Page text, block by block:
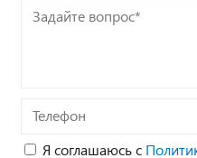
Задайте
вопрос*
Телефон
Я соглашаюсь с